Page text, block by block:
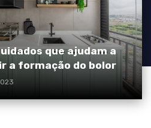
que ajudam a
a formação do bolor